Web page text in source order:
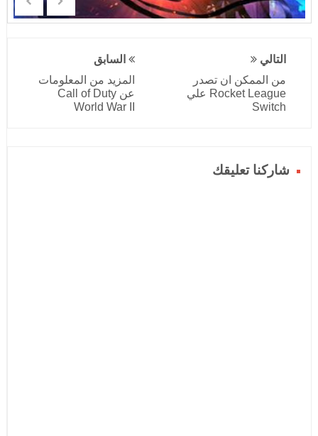
التالي
من الممكن ان تصدر
Rocket League علي
Switch
السابق
المزيد من المعلومات
عن Call of Duty
World War II
شاركنا تعليقك